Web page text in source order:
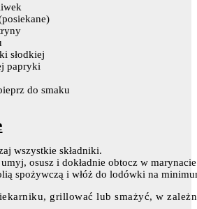
słodkiej
papryki
do smaku
wszystkie składniki.
osusz i dokładnie obtocz w
spożywczą i włóż do lodówki na
grillować lub smażyć, w